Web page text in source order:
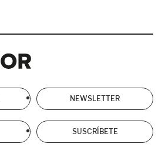
NEWSLETTER
SUSCRÍBETE